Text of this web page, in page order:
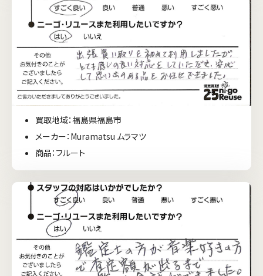
買取地域：福島県福島市
メーカー：Muramatsu ムラマツ
商品：フルート